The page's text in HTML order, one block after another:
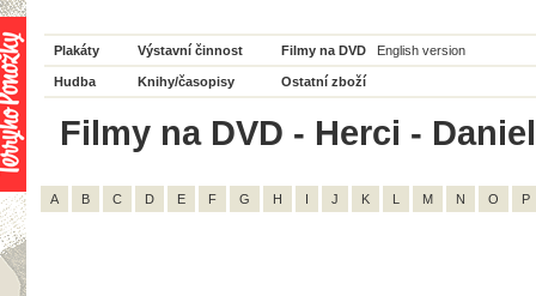
Plakáty Výstavní činnost Filmy na DVD English version
Hudba Knihy/časopisy Ostatní zboží
Filmy na DVD - Herci -
A B C D E F G H I J K L M N O P